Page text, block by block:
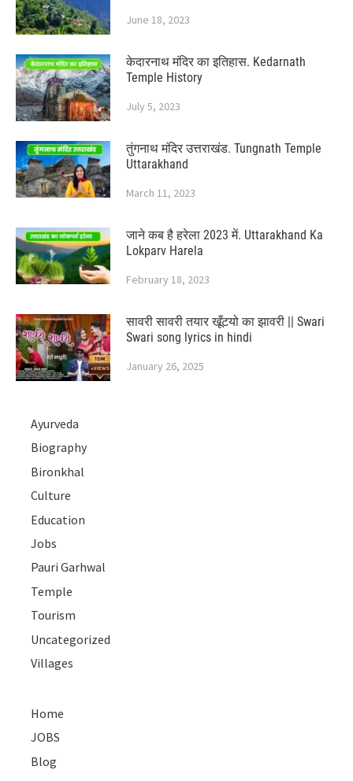
June 18, 2023
केदारनाथ मंदिर का इतिहास. Kedarnath
Temple History
July 5, 2023
तुंगनाथ मंदिर उत्तराखंड. Tungnath Temple
Uttarakhand
March 11, 2023
जाने कब है हरेला 2023 में. Uttarakhand Ka
Lokparv Harela
February 18, 2023
सावरी सावरी तयार खूँटयो का झावरी || Swari
Swari song lyrics in hindi
January 26, 2025
Ayurveda
Biography
Bironkhal
Culture
Education
Jobs
Pauri Garhwal
Temple
Tourism
Uncategorized
Villages
Home
JOBS
Blog